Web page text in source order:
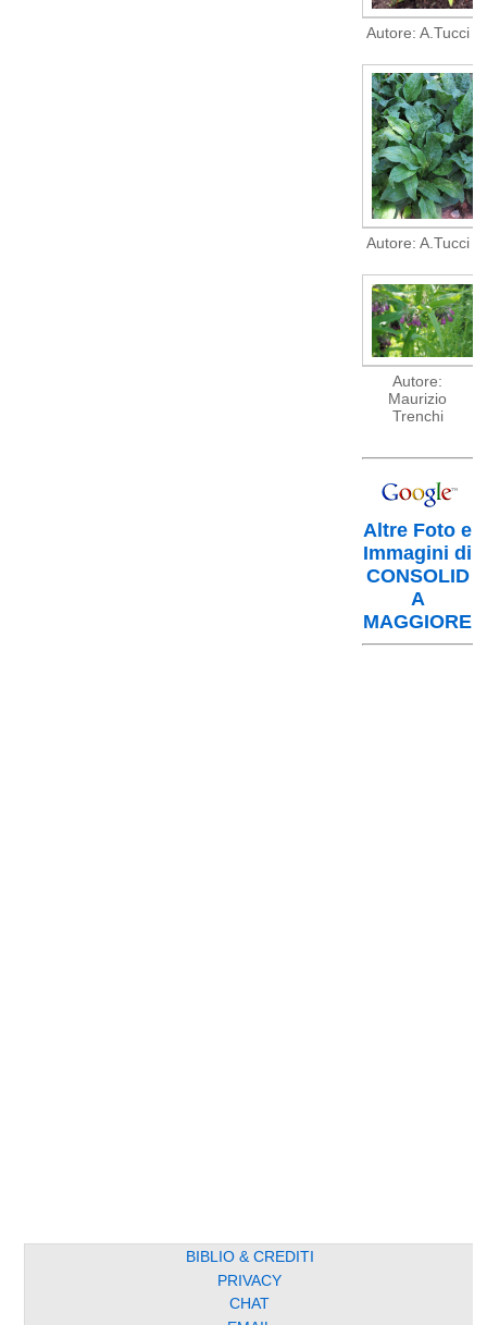
Autore: A.Tucci
Autore: A.Tucci
Autore:
Maurizio
Trenchi
Altre Foto e
Immagini di
CONSOLID
A
MAGGIORE
BIBLIO & CREDITI
PRIVACY
CHAT